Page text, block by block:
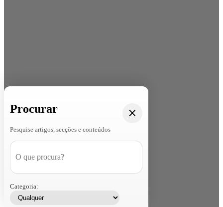
Procurar
Pesquise artigos, secções e conteúdos
Categoria: